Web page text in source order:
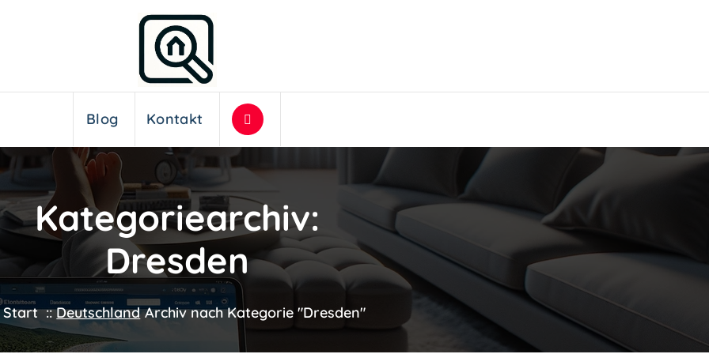
Blog Kontakt
Kategoriearchiv:
Dresden
Start ::Deutschland Archiv nach Kategorie "Dresden"